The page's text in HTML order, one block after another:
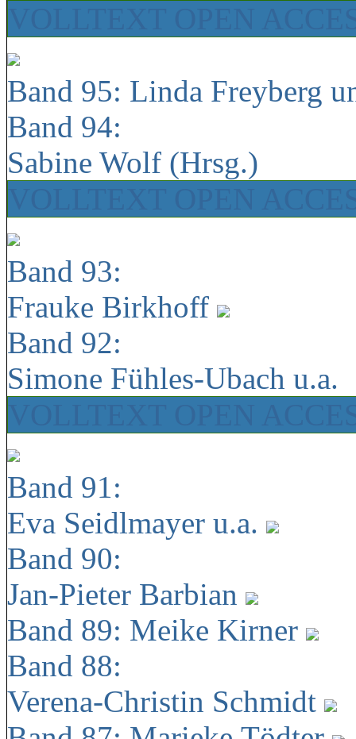
Band 95: Linda Freyberg
Band 94:
Sabine Wolf (Hrsg.)
Band 93:
Frauke Birkhoff
Band 92:
Simone Fühles-Ubach u.a.
Band 91:
Eva Seidlmayer u.a.
Band 90:
Jan-Pieter Barbian
Band 89: Meike Kirner
Band 88:
Verena-Christin Schmidt